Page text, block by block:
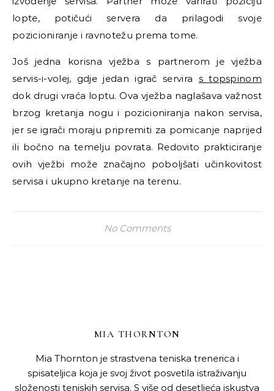
lopte, potičući servera da prilagodi svoje
pozicioniranje i ravnotežu prema tome.
Još jedna korisna vježba s partnerom je vježba
servis-i-volej, gdje jedan igrač servira s topspinom
dok drugi vraća loptu. Ova vježba naglašava važnost
brzog kretanja nogu i pozicioniranja nakon servisa,
jer se igrači moraju pripremiti za pomicanje naprijed
ili bočno na temelju povrata. Redovito prakticiranje
ovih vježbi može značajno poboljšati učinkovitost
servisa i ukupno kretanje na terenu.
No Comments
MIA THORNTON
Mia Thornton je strastvena teniska trenerica i
spisateljica koja je svoj život posvetila istraživanju
složenosti teniskih servisa. S više od desetljeća iskustva